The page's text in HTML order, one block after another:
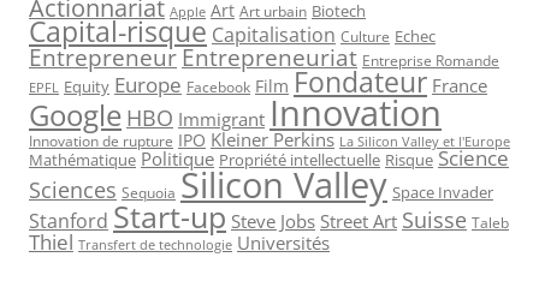
Actionnariat Apple Art Art urbain Biotech
Capital-risque Capitalisation Culture Echec
EntrepreneurEntrepreneuriat Entreprise Romande
EPFL Equity Europe Facebook Film Fondateur France
Google HBO Immigrant Innovation
Innovation de rupture IPO Kleiner Perkins La Silicon Valley et l'Europe
Mathématique Politique Propriété intellectuelle Risque Science
Sciences Sequoia Silicon Valley Space Invader
Stanford Start-up Steve Jobs Street Art Suisse Taleb
Thiel Transfert de technologie Universités